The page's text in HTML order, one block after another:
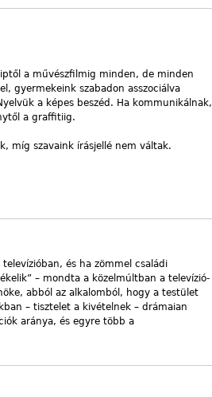
a művészfilmig minden, de minden
gyermekeink szabadon asszociálva
a képes beszéd. Ha kommunikálnak,
a graffitiig.
míg szavaink írásjellé nem váltak.
és ha zömmel családi
– mondta a közelmúltban a televízió-
abból az alkalomból, hogy a testület
– tisztelet a kivételnek – drámaian
aránya, és egyre több a